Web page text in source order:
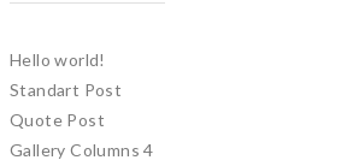
Hello world!
Standart Post
Quote Post
Gallery Columns 4